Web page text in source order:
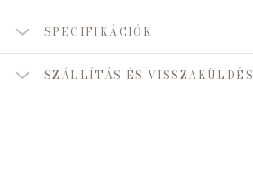
SPECIFIKÁCIÓK
SZÁLLÍTÁS ÉS VISSZAKÜLDÉS